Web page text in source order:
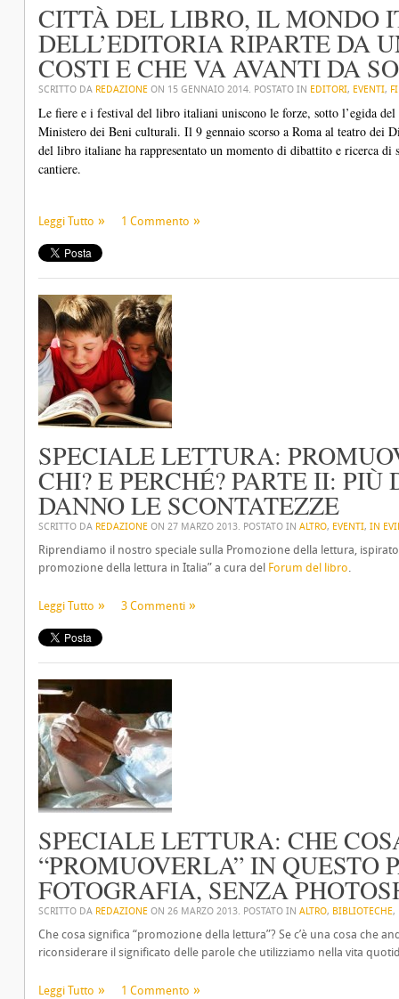
CITTÀ DEL LIBRO, IL MONDO
DELL’EDITORIA RIPARTE DA
COSTI E CHE VA AVANTI DA
SCRITTO DA REDAZIONE ON 15 GENNAIO 2014. POSTATO IN EDITORI, EVENTI,
Le fiere e i festival del libro italiani uniscono le forze, sotto l’egida
Ministero dei Beni culturali. Il 9 gennaio scorso a Roma al teatro dei
del libro italiane ha rappresentato un momento di dibattito e ricerca
cantiere.
Leggi Tutto 1 Commento
SPECIALE LETTURA:
CHI? E PERCHÉ? PARTE II:
DANNO LE SCONTATEZZE
SCRITTO DA REDAZIONE ON 27 MARZO 2013. POSTATO IN ALTRO, EVENTI, IN
Riprendiamo il nostro speciale sulla Promozione della lettura,
promozione della lettura in Italia” a cura del Forum del libro.
Leggi Tutto 3 Commenti
SPECIALE LETTURA: CHE
“PROMUOVERLA” IN QUESTO
FOTOGRAFIA, SENZA
SCRITTO DA REDAZIONE ON 26 MARZO 2013. POSTATO IN ALTRO, BIBLIOTECHE,
Che cosa significa “promozione della lettura”? Se c’è una cosa che
riconsiderare il significato delle parole che utilizziamo nella vita
Leggi Tutto 1 Commento